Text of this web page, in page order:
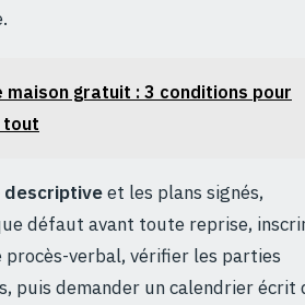
maison gratuit : 3 conditions pour
tout
descriptiveet les plans signés,
défaut avant toute reprise,
procès-verbal, vérifier les parties
puis demander un calendrier écrit